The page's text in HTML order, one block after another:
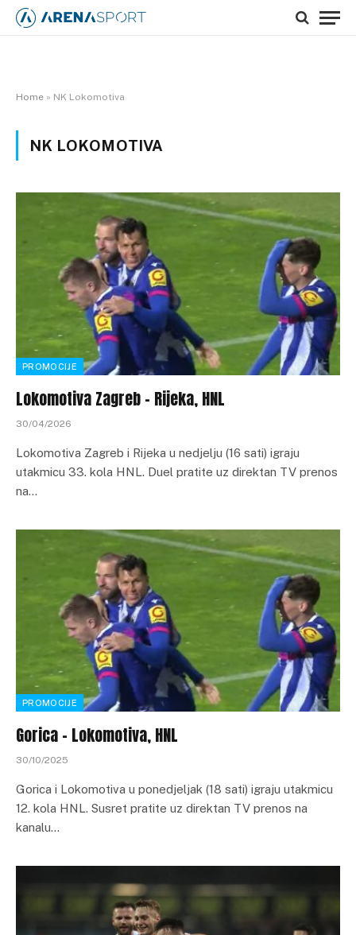
Home » NK Lokomotiva
NK LOKOMOTIVA
PROMOCIJE
Lokomotiva Zagreb – Rijeka, HNL
30/04/2026
Lokomotiva Zagreb i Rijeka u nedjelju (16 sati) igraju
utakmicu 33. kola HNL. Duel pratite uz direktan TV prenos
na…
PROMOCIJE
Gorica – Lokomotiva, HNL
30/10/2025
Gorica i Lokomotiva u ponedjeljak (18 sati) igraju utakmicu
12. kola HNL. Susret pratite uz direktan TV prenos na
kanalu…